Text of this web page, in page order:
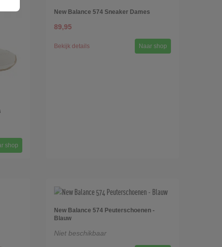
shop
New Balance 574 Sneaker Dames
89,95
Bekijk details Naar shop
New Balance 574 Peuterschoenen -
Blauw
Niet beschikbaar